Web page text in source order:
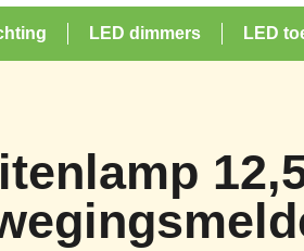
LED dimmers LED